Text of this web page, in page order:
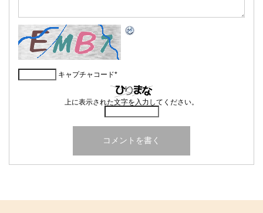
キャプチャコード*
上に表示された文字を入力してください。